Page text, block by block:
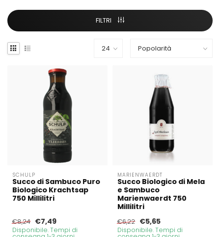
FILTRI
SCHULP
Succo di Sambuco Puro
Biologico Krachtsap
750 Millilitri
€8,24 €7,49
Disponibile. Tempi di
MARIENWAERDT
Succo Biologico di Mela
e Sambuco
Marienwaerdt 750
Millilitri
€6,22 €5,65
Disponibile. Tempi di